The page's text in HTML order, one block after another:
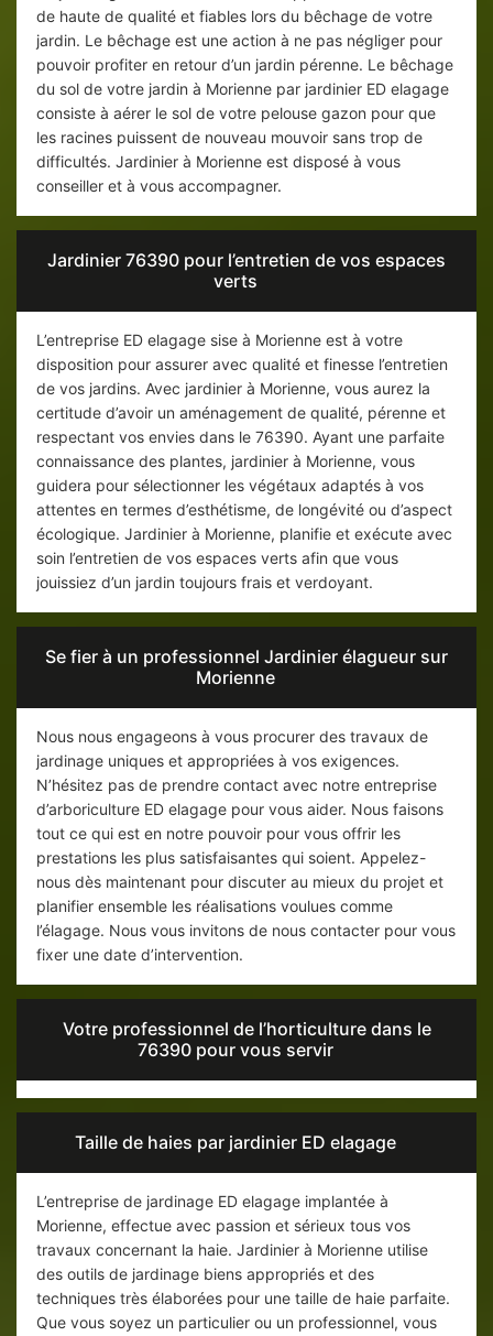
de haute de qualité et fiables lors du bêchage de votre
jardin. Le bêchage est une action à ne pas négliger pour
pouvoir profiter en retour d’un jardin pérenne. Le bêchage
du sol de votre jardin à Morienne par jardinier ED elagage
consiste à aérer le sol de votre pelouse gazon pour que
les racines puissent de nouveau mouvoir sans trop de
difficultés. Jardinier à Morienne est disposé à vous
conseiller et à vous accompagner.
Jardinier 76390 pour l’entretien de vos espaces
verts
L’entreprise ED elagage sise à Morienne est à votre
disposition pour assurer avec qualité et finesse l’entretien
de vos jardins. Avec jardinier à Morienne, vous aurez la
certitude d’avoir un aménagement de qualité, pérenne et
respectant vos envies dans le 76390. Ayant une parfaite
connaissance des plantes, jardinier à Morienne, vous
guidera pour sélectionner les végétaux adaptés à vos
attentes en termes d’esthétisme, de longévité ou d’aspect
écologique. Jardinier à Morienne, planifie et exécute avec
soin l’entretien de vos espaces verts afin que vous
jouissiez d’un jardin toujours frais et verdoyant.
Se fier à un professionnel Jardinier élagueur sur
Morienne
Nous nous engageons à vous procurer des travaux de
jardinage uniques et appropriées à vos exigences.
N’hésitez pas de prendre contact avec notre entreprise
d’arboriculture ED elagage pour vous aider. Nous faisons
tout ce qui est en notre pouvoir pour vous offrir les
prestations les plus satisfaisantes qui soient. Appelez-
nous dès maintenant pour discuter au mieux du projet et
planifier ensemble les réalisations voulues comme
l’élagage. Nous vous invitons de nous contacter pour vous
fixer une date d’intervention.
Votre professionnel de l’horticulture dans le
76390 pour vous servir
Taille de haies par jardinier ED elagage
L’entreprise de jardinage ED elagage implantée à
Morienne, effectue avec passion et sérieux tous vos
travaux concernant la haie. Jardinier à Morienne utilise
des outils de jardinage biens appropriés et des
techniques très élaborées pour une taille de haie parfaite.
Que vous soyez un particulier ou un professionnel, vous